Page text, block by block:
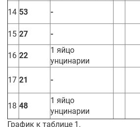
14 53 -
15 27 -
16 22
1 яйцо
унцинарии
17 21 -
18 48
1 яйцо
унцинарии
График к таблице 1.